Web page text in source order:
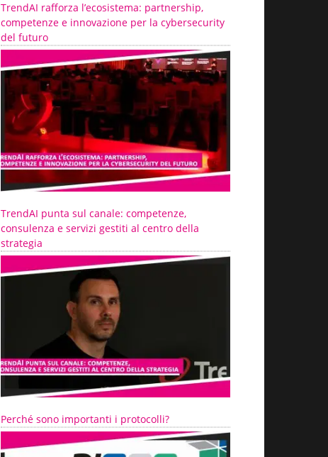
TrendAI rafforza l’ecosistema: partnership,
competenze e innovazione per la cybersecurity
del futuro
TrendAI punta sul canale: competenze,
consulenza e servizi gestiti al centro della
strategia
Perché sono importanti i protocolli?